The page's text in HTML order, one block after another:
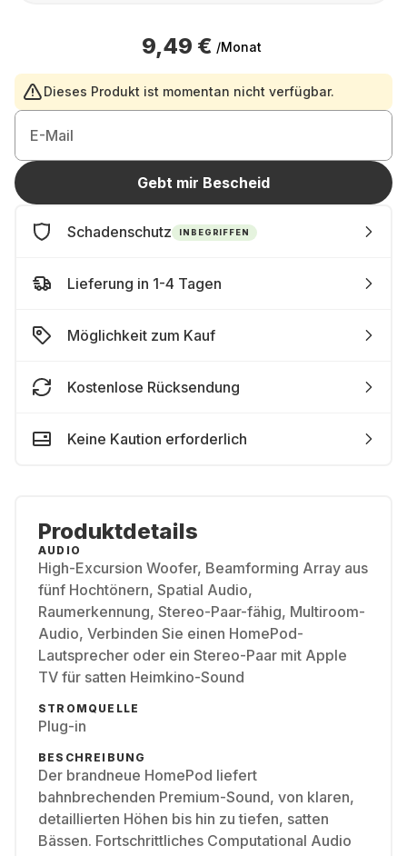
9,49 € /Monat
Dieses Produkt ist momentan nicht verfügbar.
E-Mail
Gebt mir Bescheid
Schadenschutz INBEGRIFFEN
Lieferung in 1-4 Tagen
Möglichkeit zum Kauf
Kostenlose Rücksendung
Keine Kaution erforderlich
Produktdetails
AUDIO
High-Excursion Woofer, Beamforming Array aus
fünf Hochtönern, Spatial Audio,
Raumerkennung, Stereo-Paar-fähig, Multiroom-
Audio, Verbinden Sie einen HomePod-
Lautsprecher oder ein Stereo-Paar mit Apple
TV für satten Heimkino-Sound
STROMQUELLE
Plug-in
BESCHREIBUNG
Der brandneue HomePod liefert
bahnbrechenden Premium-Sound, von klaren,
detaillierten Höhen bis hin zu tiefen, satten
Bässen. Fortschrittliches Computational Audio